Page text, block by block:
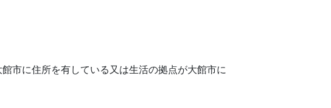
市に住所を有している又は生活の拠点が大館市に